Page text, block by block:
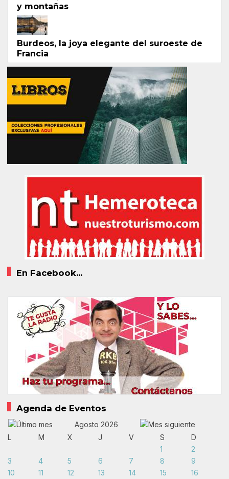
y montañas
Burdeos, la joya elegante del suroeste de
Francia
En Facebook...
Agenda de Eventos
Agosto 2026
L
M X J V S
D
1
2
3
4 5 6 7 8
9
10
11 12 13 14 15
16